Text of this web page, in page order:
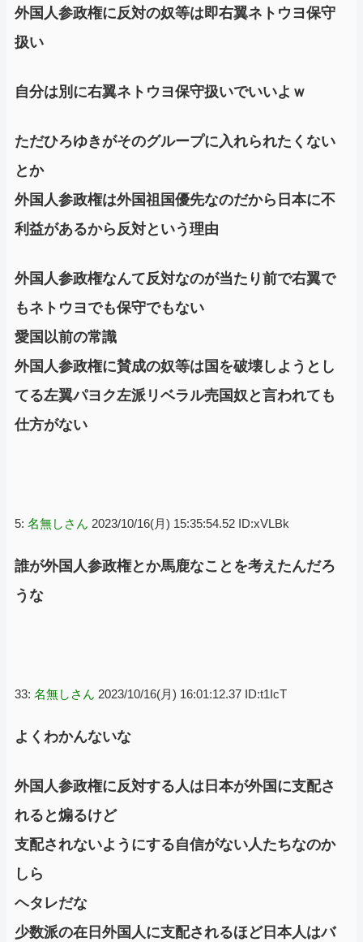
外国人参政権に反対の奴等は即右翼ネトウヨ保守
扱い
自分は別に右翼ネトウヨ保守扱いでいいよｗ
ただひろゆきがそのグループに入れられたくない
とか
外国人参政権は外国祖国優先なのだから日本に不
利益があるから反対という理由
外国人参政権なんて反対なのが当たり前で右翼で
もネトウヨでも保守でもない
愛国以前の常識
外国人参政権に賛成の奴等は国を破壊しようとし
てる左翼パヨク左派リベラル売国奴と言われても
仕方がない
5: 名無しさん 2023/10/16(月) 15:35:54.52 ID:xVLBk
誰が外国人参政権とか馬鹿なことを考えたんだろ
うな
33: 名無しさん 2023/10/16(月) 16:01:12.37 ID:t1IcT
よくわかんないな
外国人参政権に反対する人は日本が外国に支配さ
れると煽るけど
支配されないようにする自信がない人たちなのか
しら
ヘタレだな
少数派の在日外国人に支配されるほど日本人はバ